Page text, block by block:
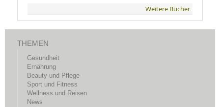
Weitere Bücher
THEMEN
Gesundheit
Ernährung
Beauty und Pflege
Sport und Fitness
Wellness und Reisen
News